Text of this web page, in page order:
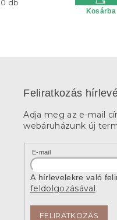
db
Kosárba
Feliratkozás
Adja meg az e-mail
webáruházunk új
E-mail
A hírlevelekre való
feldolgozásával
FELIRATKOZÁS